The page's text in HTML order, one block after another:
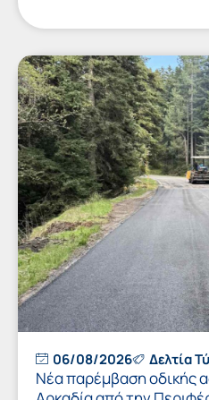
06/08/2026 Δελτία
Νέα παρέμβαση οδικής